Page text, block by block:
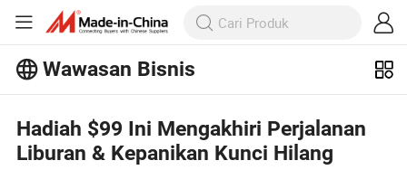
Wawasan Bisnis
Wawasan Bisnis!
Lihat Lainnya
Hadiah $99 Ini Mengakhiri Perjalanan
Liburan & Kepanikan Kunci Hilang